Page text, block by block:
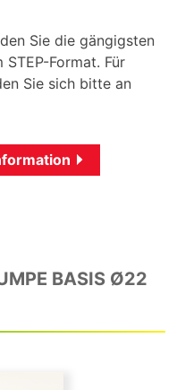
Sie die gängigsten
Format. Für
Sie sich bitte an
BASIS Ø22